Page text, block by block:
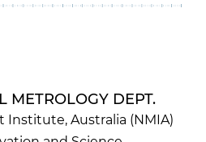
METROLOGY DEPT.
Institute, Australia (NMIA)